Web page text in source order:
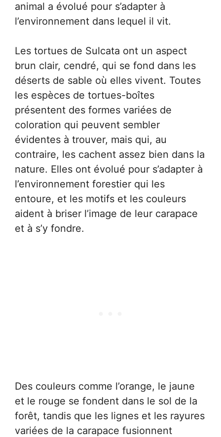
animal a évolué pour s’adapter à
l’environnement dans lequel il vit.
Les tortues de Sulcata ont un aspect
brun clair, cendré, qui se fond dans les
déserts de sable où elles vivent. Toutes
les espèces de tortues-boîtes
présentent des formes variées de
coloration qui peuvent sembler
évidentes à trouver, mais qui, au
contraire, les cachent assez bien dans la
nature. Elles ont évolué pour s’adapter à
l’environnement forestier qui les
entoure, et les motifs et les couleurs
aident à briser l’image de leur carapace
et à s’y fondre.
Des couleurs comme l’orange, le jaune
et le rouge se fondent dans le sol de la
forêt, tandis que les lignes et les rayures
variées de la carapace fusionnent